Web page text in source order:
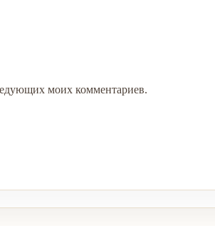
моих комментариев.